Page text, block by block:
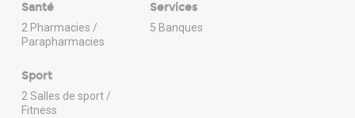
Santé
2 Pharmacies /
Parapharmacies
Services
5 Banques
Sport
2 Salles de sport /
Fitness